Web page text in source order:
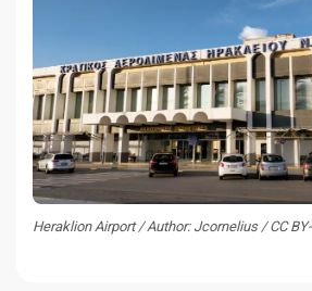
Heraklion Airport / Author: Jcornelius / CC